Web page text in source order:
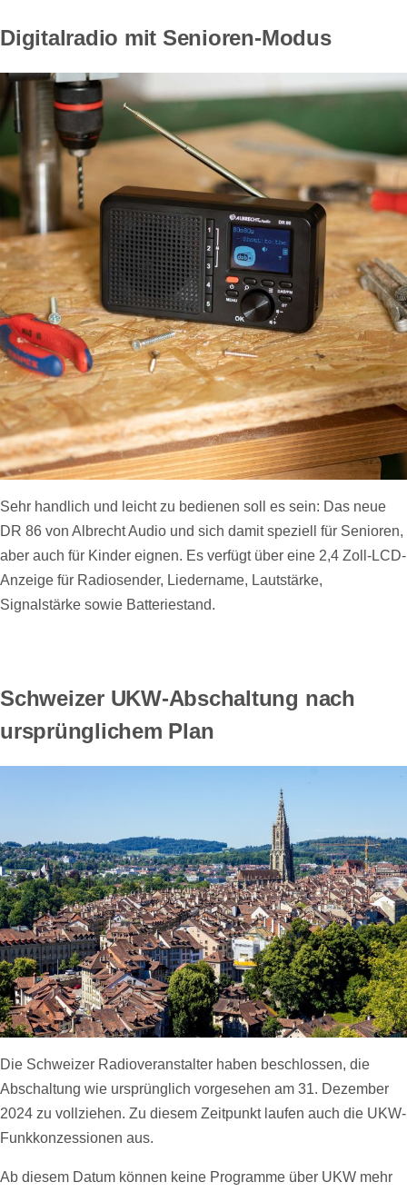
Digitalradio mit Senioren-Modus
Sehr handlich und leicht zu bedienen soll es sein: Das neue
DR 86 von Albrecht Audio und sich damit speziell für Senioren,
aber auch für Kinder eignen. Es verfügt über eine 2,4 Zoll-LCD-
Anzeige für Radiosender, Liedername, Lautstärke,
Signalstärke sowie Batteriestand.
Schweizer UKW-Abschaltung nach
ursprünglichem Plan
Die Schweizer Radioveranstalter haben beschlossen, die
Abschaltung wie ursprünglich vorgesehen am 31. Dezember
2024 zu vollziehen. Zu diesem Zeitpunkt laufen auch die UKW-
Funkkonzessionen aus.
Ab diesem Datum können keine Programme über UKW mehr